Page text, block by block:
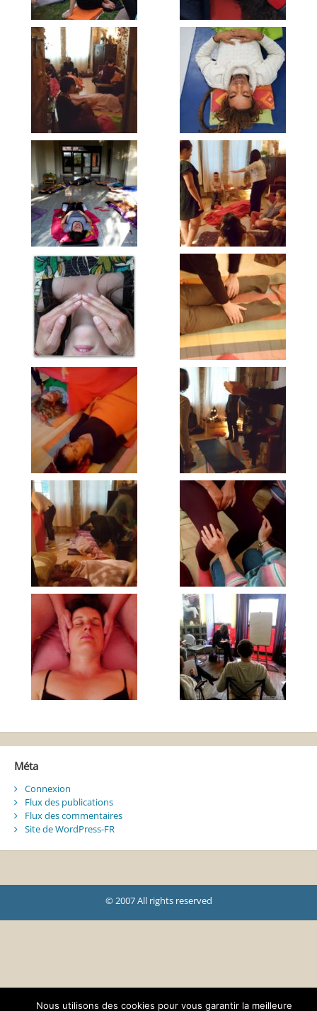
Méta
Connexion
Flux des publications
Flux des commentaires
Site de WordPress-FR
© 2007 All rights reserved
Nous utilisons des cookies pour vous garantir la meilleure